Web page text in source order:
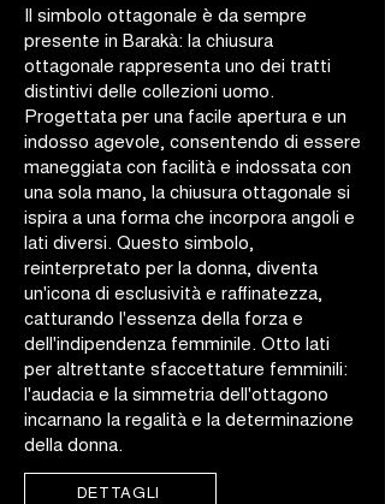
Il simbolo ottagonale è da sempre
presente in Barakà: la chiusura
ottagonale rappresenta uno dei tratti
distintivi delle collezioni uomo.
Progettata per una facile apertura e un
indosso agevole, consentendo di essere
maneggiata con facilità e indossata con
una sola mano, la chiusura ottagonale si
ispira a una forma che incorpora angoli e
lati diversi. Questo simbolo,
reinterpretato per la donna, diventa
un'icona di esclusività e raffinatezza,
catturando l'essenza della forza e
dell'indipendenza femminile. Otto lati
per altrettante sfaccettature femminili:
l'audacia e la simmetria dell'ottagono
incarnano la regalità e la determinazione
della donna.
DETTAGLI